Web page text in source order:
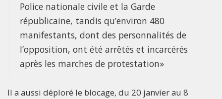
Police nationale civile et la Garde
républicaine, tandis qu’environ 480
manifestants, dont des personnalités de
l’opposition, ont été arrêtés et incarcérés
après les marches de protestation»
Il a aussi déploré le blocage, du 20 janvier au 8